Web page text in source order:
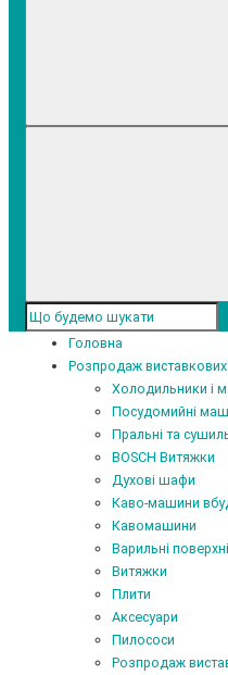
Головна
Розпродаж виставкових
Холодильники і
Посудомийні
Пральні та
BOSCH Витяжки
Духові шафи
Каво-машини
Кавомашини
Варильні поверхні
Витяжки
Плити
Аксесуари
Пилососи
Розпродаж